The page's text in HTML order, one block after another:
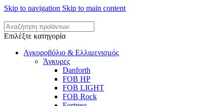
Skip to navigation Skip to main content
Επιλέξτε κατηγορία
Αγκυροβόλιο & Ελλιμενισμός
Άγκυρες
Danforth
FOB HP
FOB LIGHT
FOB Rock